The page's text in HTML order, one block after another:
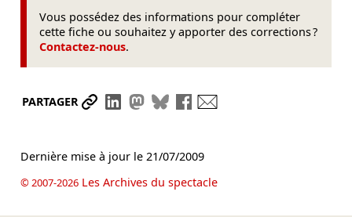
Vous possédez des informations pour compléter
cette fiche ou souhaitez y apporter des corrections ?
Contactez-nous.
PARTAGER Partager le lien
Partager sur LinkedIn
Partager sur Mastodon
Partager sur Bluesky
Partager sur Facebook
Dernière mise à jour le 21/07/2009
© 2007-2026Les Archives du spectacle